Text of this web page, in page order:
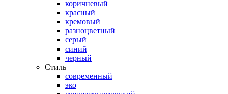
коричневый
красный
кремовый
разноцветный
серый
синий
черный
Стиль
современный
эко